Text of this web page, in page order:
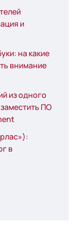
и
на какие
внимание
из одного
ПО
в